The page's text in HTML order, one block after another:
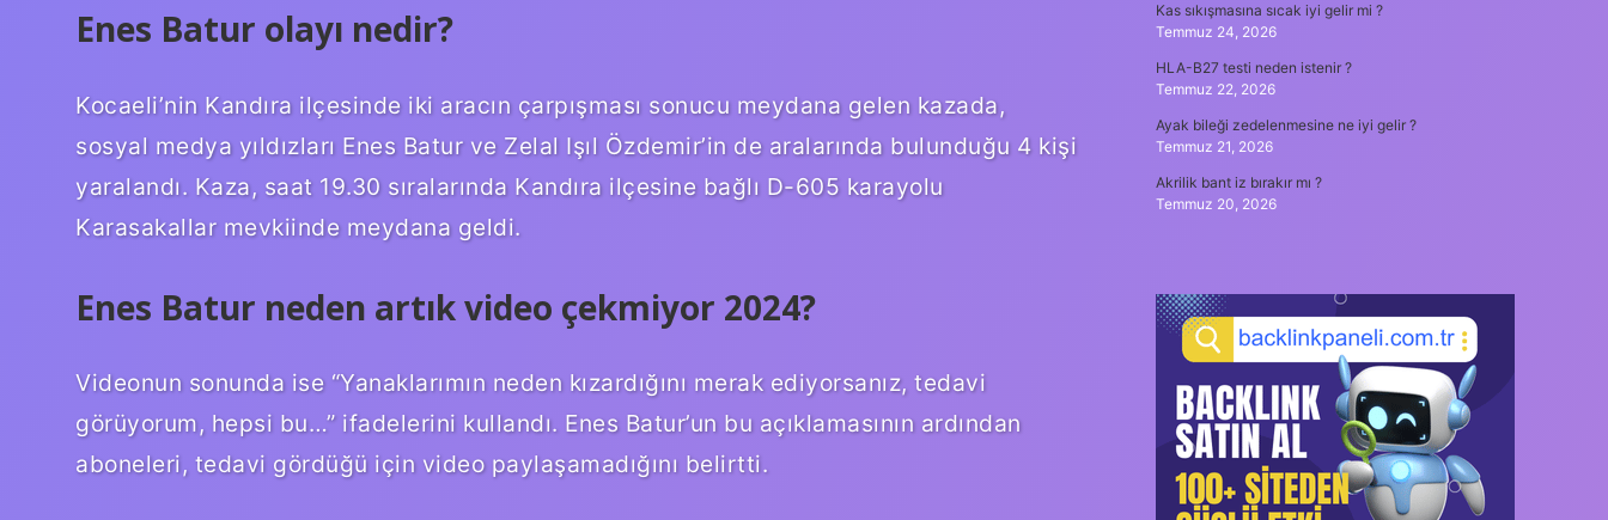
Enes Batur olayı nedir?
Kocaeli’nin Kandıra ilçesinde iki aracın çarpışması sonucu meydana gelen kazada,
sosyal medya yıldızları Enes Batur ve Zelal Işıl Özdemir’in de aralarında bulunduğu 4 kişi
yaralandı. Kaza, saat 19.30 sıralarında Kandıra ilçesine bağlı D-605 karayolu
Karasakallar mevkiinde meydana geldi.
Enes Batur neden artık video çekmiyor 2024?
Videonun sonunda ise “Yanaklarımın neden kızardığını merak ediyorsanız, tedavi
görüyorum, hepsi bu…” ifadelerini kullandı. Enes Batur’un bu açıklamasının ardından
aboneleri, tedavi gördüğü için video paylaşamadığını belirtti.
Kas sıkışmasına sıcak iyi gelir mi ?
Temmuz 24, 2026
HLA-B27 testi neden istenir ?
Temmuz 22, 2026
Ayak bileği zedelenmesine ne iyi gelir ?
Temmuz 21, 2026
Akrilik bant iz bırakır mı ?
Temmuz 20, 2026